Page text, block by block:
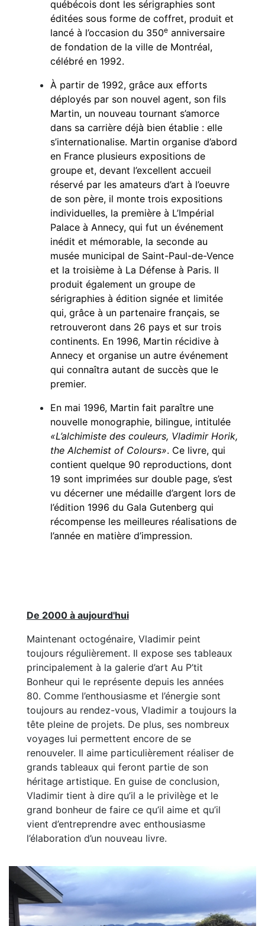
québécois dont les sérigraphies sont
éditées sous forme de coffret, produit et
lancé à l’occasion du 350eanniversaire
de fondation de la ville de Montréal,
célébré en 1992.
À partir de 1992, grâce aux efforts
déployés par son nouvel agent, son fils
Martin, un nouveau tournant s’amorce
dans sa carrière déjà bien établie : elle
s’internationalise. Martin organise d’abord
en France plusieurs expositions de
groupe et, devant l’excellent accueil
réservé par les amateurs d’art à l’oeuvre
de son père, il monte trois expositions
individuelles, la première à L’Impérial
Palace à Annecy, qui fut un événement
inédit et mémorable, la seconde au
musée municipal de Saint-Paul-de-Vence
et la troisième à La Défense à Paris. Il
produit également un groupe de
sérigraphies à édition signée et limitée
qui, grâce à un partenaire français, se
retrouveront dans 26 pays et sur trois
continents. En 1996, Martin récidive à
Annecy et organise un autre événement
qui connaîtra autant de succès que le
premier.
En mai 1996, Martin fait paraître une
nouvelle monographie, bilingue, intitulée
«L’alchimiste des couleurs, Vladimir Horik,
the Alchemist of Colours». Ce livre, qui
contient quelque 90 reproductions, dont
19 sont imprimées sur double page, s’est
vu décerner une médaille d’argent lors de
l’édition 1996 du Gala Gutenberg qui
récompense les meilleures réalisations de
l’année en matière d’impression.
De 2000 à aujourd'hui
Maintenant octogénaire, Vladimir peint
toujours régulièrement. Il expose ses tableaux
principalement à la galerie d’art Au P’tit
Bonheur qui le représente depuis les années
80. Comme l’enthousiasme et l’énergie sont
toujours au rendez-vous, Vladimir a toujours la
tête pleine de projets. De plus, ses nombreux
voyages lui permettent encore de se
renouveler. Il aime particulièrement réaliser de
grands tableaux qui feront partie de son
héritage artistique. En guise de conclusion,
Vladimir tient à dire qu’il a le privilège et le
grand bonheur de faire ce qu’il aime et qu’il
vient d’entreprendre avec enthousiasme
l’élaboration d’un nouveau livre.